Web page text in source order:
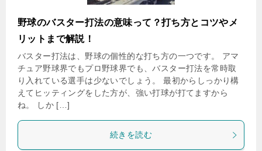
野球のバスター打法の意味って？打ち方とコツやメ
リットまで解説！
バスター打法は、野球の個性的な打ち方の一つです。 アマ
チュア野球界でもプロ野球界でも、バスター打法を常時取
り入れている選手は少ないでしょう。 最初からしっかり構
えてヒッティングをした方が、強い打球が打てますから
ね。 しか […]
続きを読む